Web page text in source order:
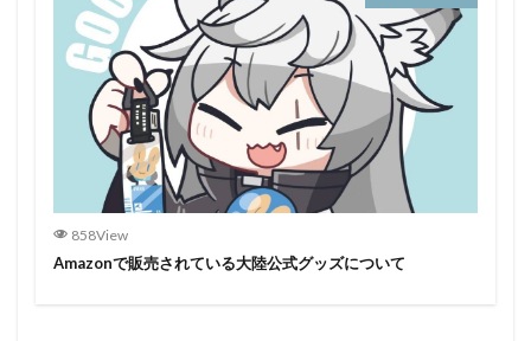
858View
Amazonで販売されている大陸公式グッズについて